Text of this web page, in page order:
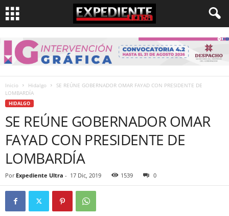
Inicio Hidalgo
SE REÚNE GOBERNADOR OMAR FAYAD CON PRESIDENTE DE
LOMBARDÍA
HIDALGO
SE REÚNE GOBERNADOR OMAR
FAYAD CON PRESIDENTE DE
LOMBARDÍA
Por Expediente Ultra - 17 Dic, 2019 1539 0